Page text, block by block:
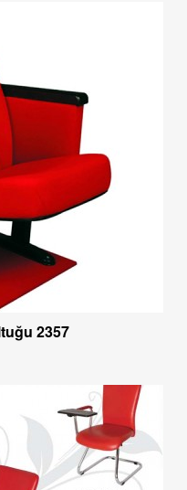
2357